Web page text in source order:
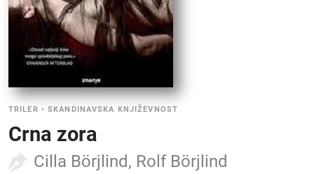
TRILER •SKANDINAVSKA KNJIŽEVNOST
Crna zora
Cilla Börjlind, Rolf Börjlind